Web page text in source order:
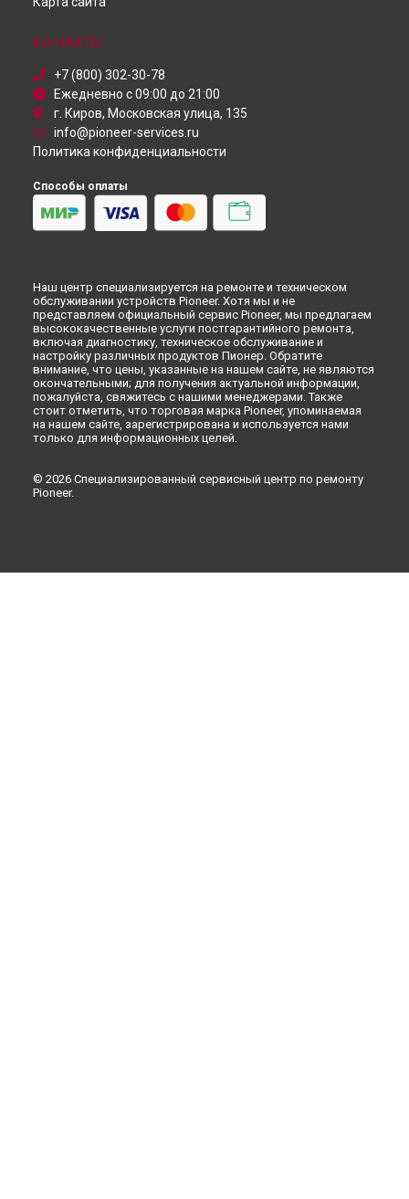
Петербурге
КОНТАКТЫ
+7 (800) 302-30-78
Ежедневно с 09:00 до 21:00
г. Киров, Московская улица, 135
info@pioneer-services.ru
Политика конфиденциальности
Способы оплаты
Наш центр специализируется на ремонте и техническом
обслуживании устройств Pioneer. Хотя мы и не
представляем официальный сервис Pioneer, мы предлагаем
высококачественные услуги постгарантийного ремонта,
включая диагностику, техническое обслуживание и
настройку различных продуктов Пионер. Обратите
внимание, что цены, указанные на нашем сайте, не являются
окончательными; для получения актуальной информации,
пожалуйста, свяжитесь с нашими менеджерами. Также
стоит отметить, что торговая марка Pioneer, упоминаемая
на нашем сайте, зарегистрирована и используется нами
только для информационных целей.
© 2026 Специализированный сервисный центр по ремонту
Pioneer.